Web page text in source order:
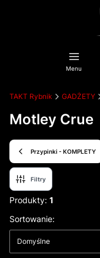
Menu
TAKT Rybnik GADŻETY
Motley Crue
Przypinki - KOMPLETY
Filtry
Produkty: 1
Lista produktów
Sortowanie:
Domyślne